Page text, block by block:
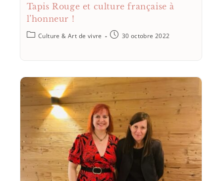
Tapis Rouge et culture française à
l’honneur !
Culture & Art de vivre 30 octobre 2022